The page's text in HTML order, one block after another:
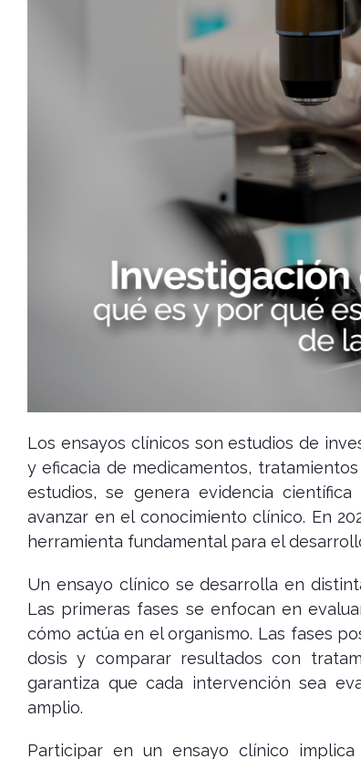
Los ensayos clínicos son estudios de
y eficacia de medicamentos,
estudios, se genera evidencia
avanzar en el conocimiento clínico. En
herramienta fundamental para el
Un ensayo clínico se desarrolla en
Las primeras fases se enfocan en
cómo actúa en el organismo. Las fases
dosis y comparar resultados con
garantiza que cada intervención sea
amplio.
Participar en un ensayo clínico